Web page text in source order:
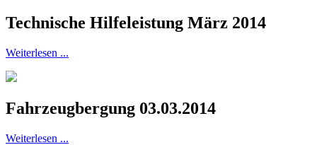
Technische Hilfeleistung März 2014
Weiterlesen ...
Fahrzeugbergung 03.03.2014
Weiterlesen ...